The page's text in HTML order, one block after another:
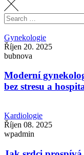
Search
for:
Gynekologie
Říjen 20. 2025
bubnova
Moderní
bez stresu a
Kardiologie
Říjen 08. 2025
wpadmin